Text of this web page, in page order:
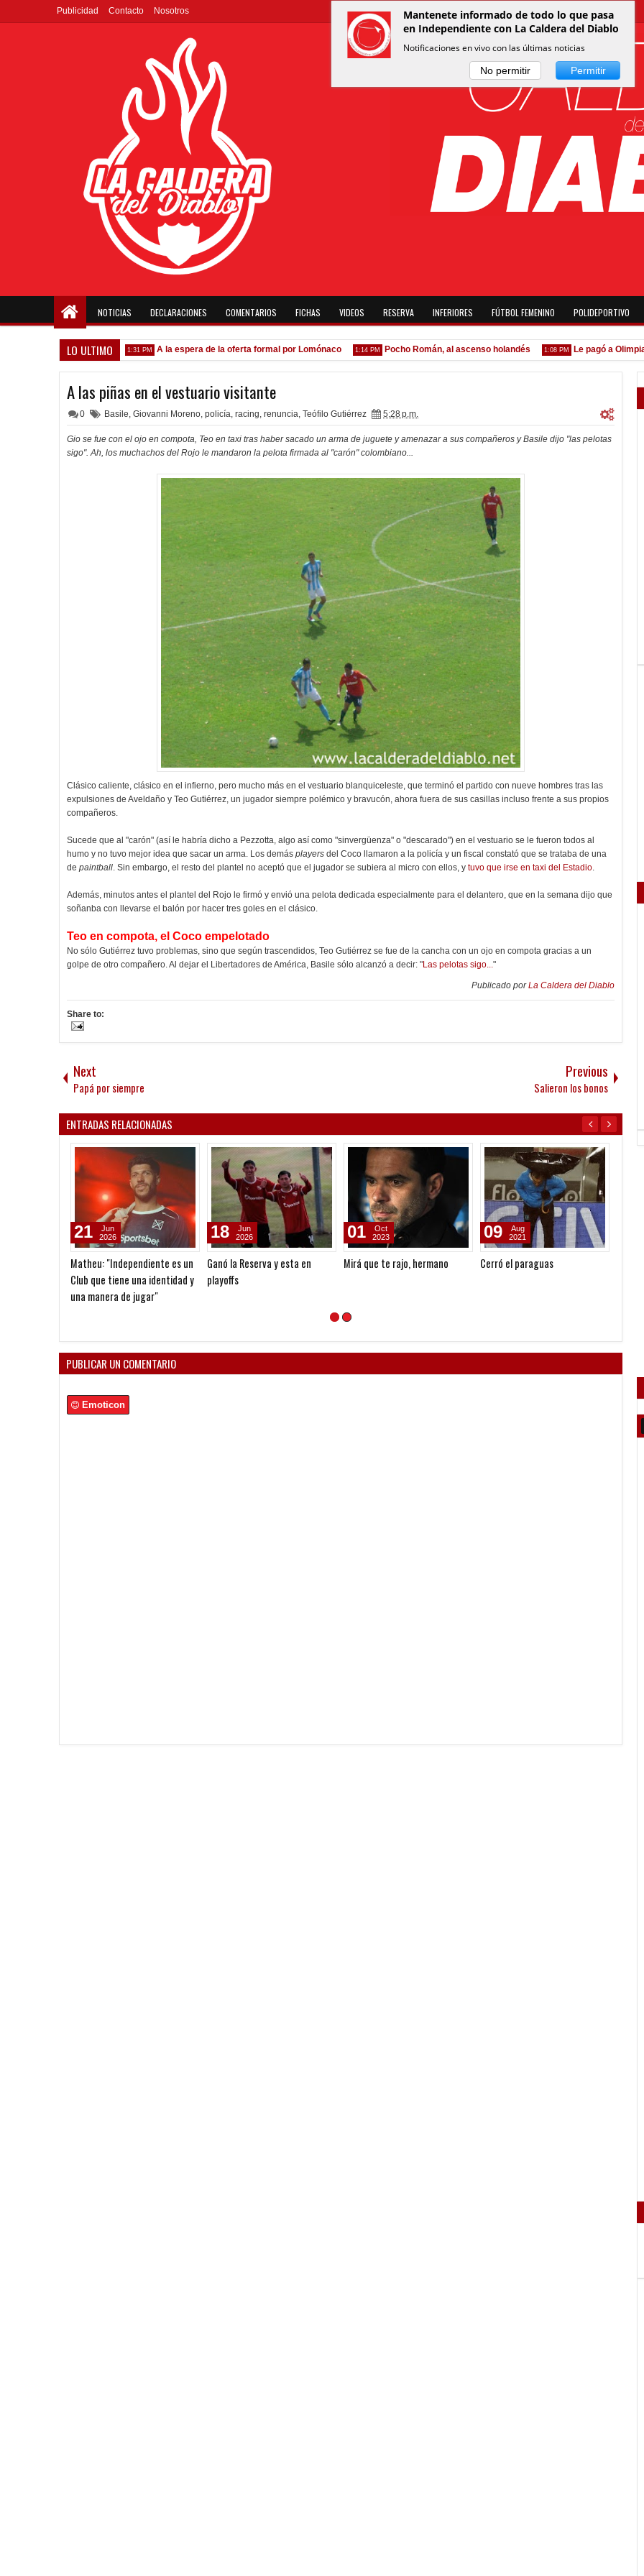
Publicidad Contacto Nosotros
NOTICIAS DECLARACIONES COMENTARIOS FICHAS VIDEOS RESERVA INFERIORES FÚTBOL FEMENINO POLIDEPORTIVO
LO ULTIMO
ante el Calamar 1:31 PM A la espera de la oferta formal por Lomónaco 1:14 PM Pocho Román, al ascenso holandés 1:08 PM Le pagó a Olimpia
A las piñas en el vestuario visitante
0 Basile, Giovanni Moreno, policía, racing, renuncia, Teófilo Gutiérrez 5:28 p.m.
Gio se fue con el ojo en compota, Teo en taxi tras haber sacado un arma de juguete y amenazar a sus compañeros y Basile dijo "las pelotas
sigo". Ah, los muchachos del Rojo le mandaron la pelota firmada al "carón" colombiano...
Clásico caliente, clásico en el infierno, pero mucho más en el vestuario blanquiceleste, que terminó el partido con nueve hombres tras las
expulsiones de Aveldaño y Teo Gutiérrez, un jugador siempre polémico y bravucón, ahora fuera de sus casillas incluso frente a sus propios
compañeros.
Sucede que al "carón" (así le habría dicho a Pezzotta, algo así como "sinvergüenza" o "descarado") en el vestuario se le fueron todos al
humo y no tuvo mejor idea que sacar un arma. Los demás players del Coco llamaron a la policía y un fiscal constató que se trataba de una
de paintball . Sin embargo, el resto del plantel no aceptó que el jugador se subiera al micro con ellos, y tuvo que irse en taxi del Estadio
Además, minutos antes el plantel del Rojo le firmó y envió una pelota dedicada especialmente para el delantero, que en la semana dijo que
soñanba con llevarse el balón por hacer tres goles en el clásico.
Teo en compota, el Coco empelotado
No sólo Gutiérrez tuvo problemas, sino que según trascendidos, Teo Gutiérrez se fue de la cancha con un ojo en compota gracias a un
golpe de otro compañero. Al dejar el Libertadores de América, Basile sólo alcanzó a decir: "Las pelotas sigo... "
Publicado porLa Caldera del Diablo
Share to:
Next
Papá por siempre
Previous
Salieron los bonos
ENTRADAS RELACIONADAS
Matheu: "Independiente es un
Club que tiene una identidad y
una manera de jugar"
21
Jun
2026
Ganó la Reserva y esta en
playoffs
18
Jun
2026
Mirá que te rajo, hermano
01
Oct
2023
Cerró el paraguas
09
Aug
2021
PUBLICAR UN COMENTARIO
Emoticon
Mantenete informado de todo lo que pasa
en Independiente con La Caldera del Diablo
Notificaciones en vivo con las últimas noticias
No permitir Permitir